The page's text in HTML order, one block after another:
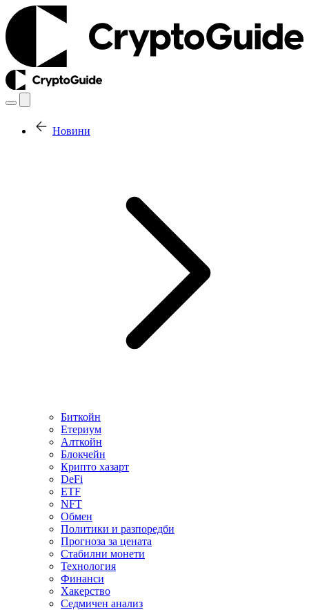
Новини
Биткойн
Етериум
Алткойн
Блокчейн
Крипто хазарт
DeFi
ETF
NFT
Обмен
Политики и разпоредби
Прогноза за цената
Стабилни монети
Технология
Финанси
Хакерство
Седмичен анализ